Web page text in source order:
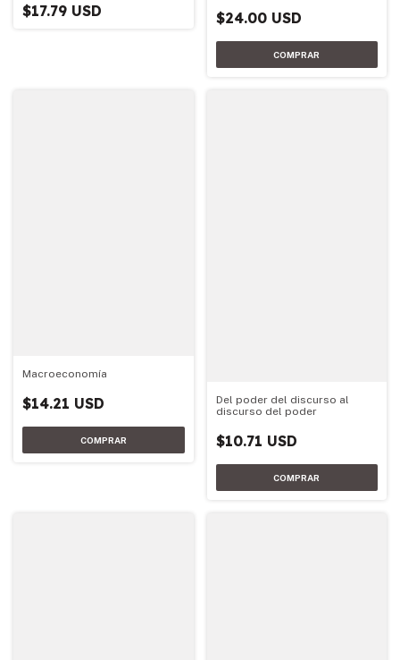
$17.79 USD $24.00 USD
Macroeconomía
$14.21 USD
Del poder del discurso al
discurso del poder
$10.71 USD